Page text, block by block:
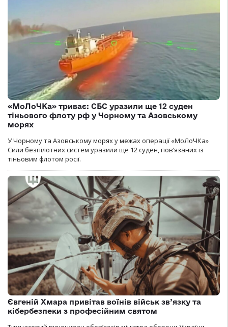
«МоЛоЧКа» триває: СБС уразили ще 12 суден
тіньового флоту рф у Чорному та Азовському
морях
У Чорному та Азовському морях у межах операції «МоЛоЧКа»
Сили безпілотних систем уразили ще 12 суден, пов’язаних із
тіньовим флотом росії.
Євгеній Хмара привітав воїнів військ зв’язку та
кібербезпеки з професійним святом